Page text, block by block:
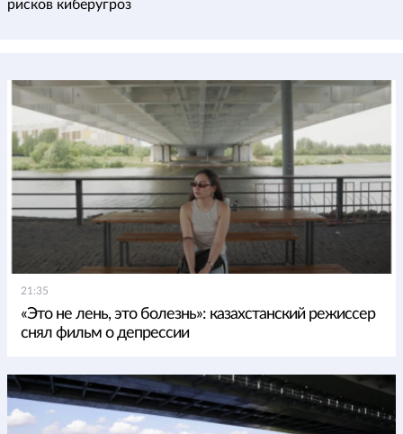
рисков киберугроз
21:35
«Это не лень, это болезнь»: казахстанский режиссер
снял фильм о депрессии